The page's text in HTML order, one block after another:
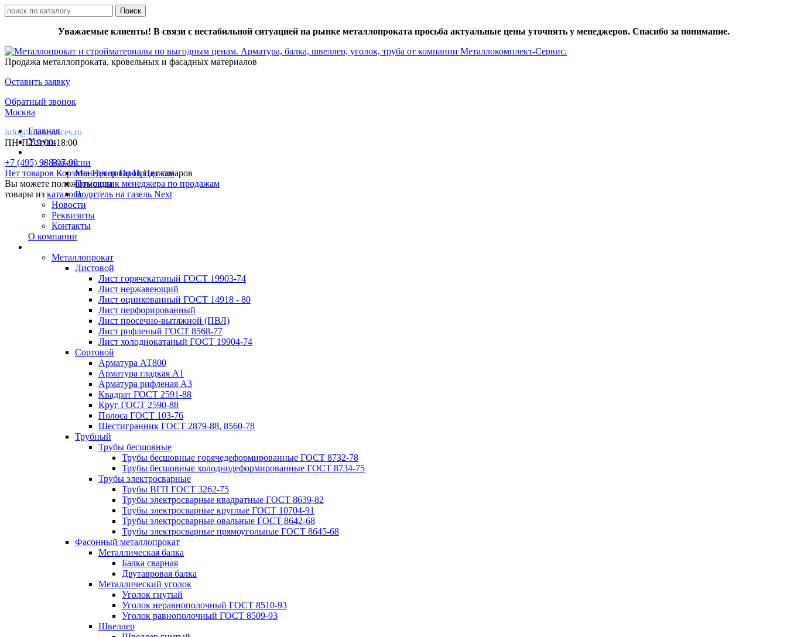
Уважаемые клиенты! В связи с нестабильной ситуацией на рынке металлопроката просьба актуальные цены уточнять у менеджеров. Спасибо за понимание.
Продажа металлопроката, кровельных и фасадных материалов
Оставить заявку
Обратный звонок
Москва
info@mk-services.ru
ПН-ПТ 9:00-18:00
+7 (495) 988-97-99
Нет товаров КорзинаНет товаровНет товаров
Вы можете положить сюда
товары из каталога
Главная
Услуги
Вакансии
Менеджер По Продажам
Помощник менеджера по продажам
Водитель на газель Next
Новости
Реквизиты
Контакты
О компании
Металлопрокат
Листовой
Лист горячекатаный ГОСТ 19903-74
Лист нержавеющий
Лист оцинкованный ГОСТ 14918 - 80
Лист перфорированный
Лист просечно-вытяжной (ПВЛ)
Лист рифленый ГОСТ 8568-77
Лист холоднокатаный ГОСТ 19904-74
Сортовой
Арматура АТ800
Арматура гладкая А1
Арматура рифленая А3
Квадрат ГОСТ 2591-88
Круг ГОСТ 2590-88
Полоса ГОСТ 103-76
Шестигранник ГОСТ 2879-88, 8560-78
Трубный
Трубы бесшовные
Трубы бесшовные горячедеформированные ГОСТ 8732-78
Трубы бесшовные холоднодеформированные ГОСТ 8734-75
Трубы электросварные
Трубы ВГП ГОСТ 3262-75
Трубы электросварные квадратные ГОСТ 8639-82
Трубы электросварные круглые ГОСТ 10704-91
Трубы электросварные овальные ГОСТ 8642-68
Трубы электросварные прямоугольные ГОСТ 8645-68
Фасонный металлопрокат
Металлическая балка
Балка сварная
Двутавровая балка
Металлический уголок
Уголок гнутый
Уголок неравнополочный ГОСТ 8510-93
Уголок равнополочный ГОСТ 8509-93
Швеллер